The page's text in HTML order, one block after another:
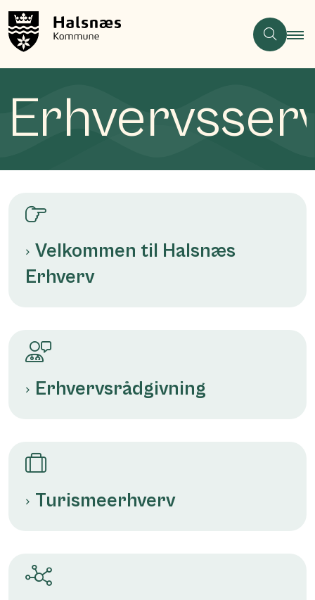
Velkommen til Halsnæs
Erhverv
Erhvervsrådgivning
Turismeerhverv